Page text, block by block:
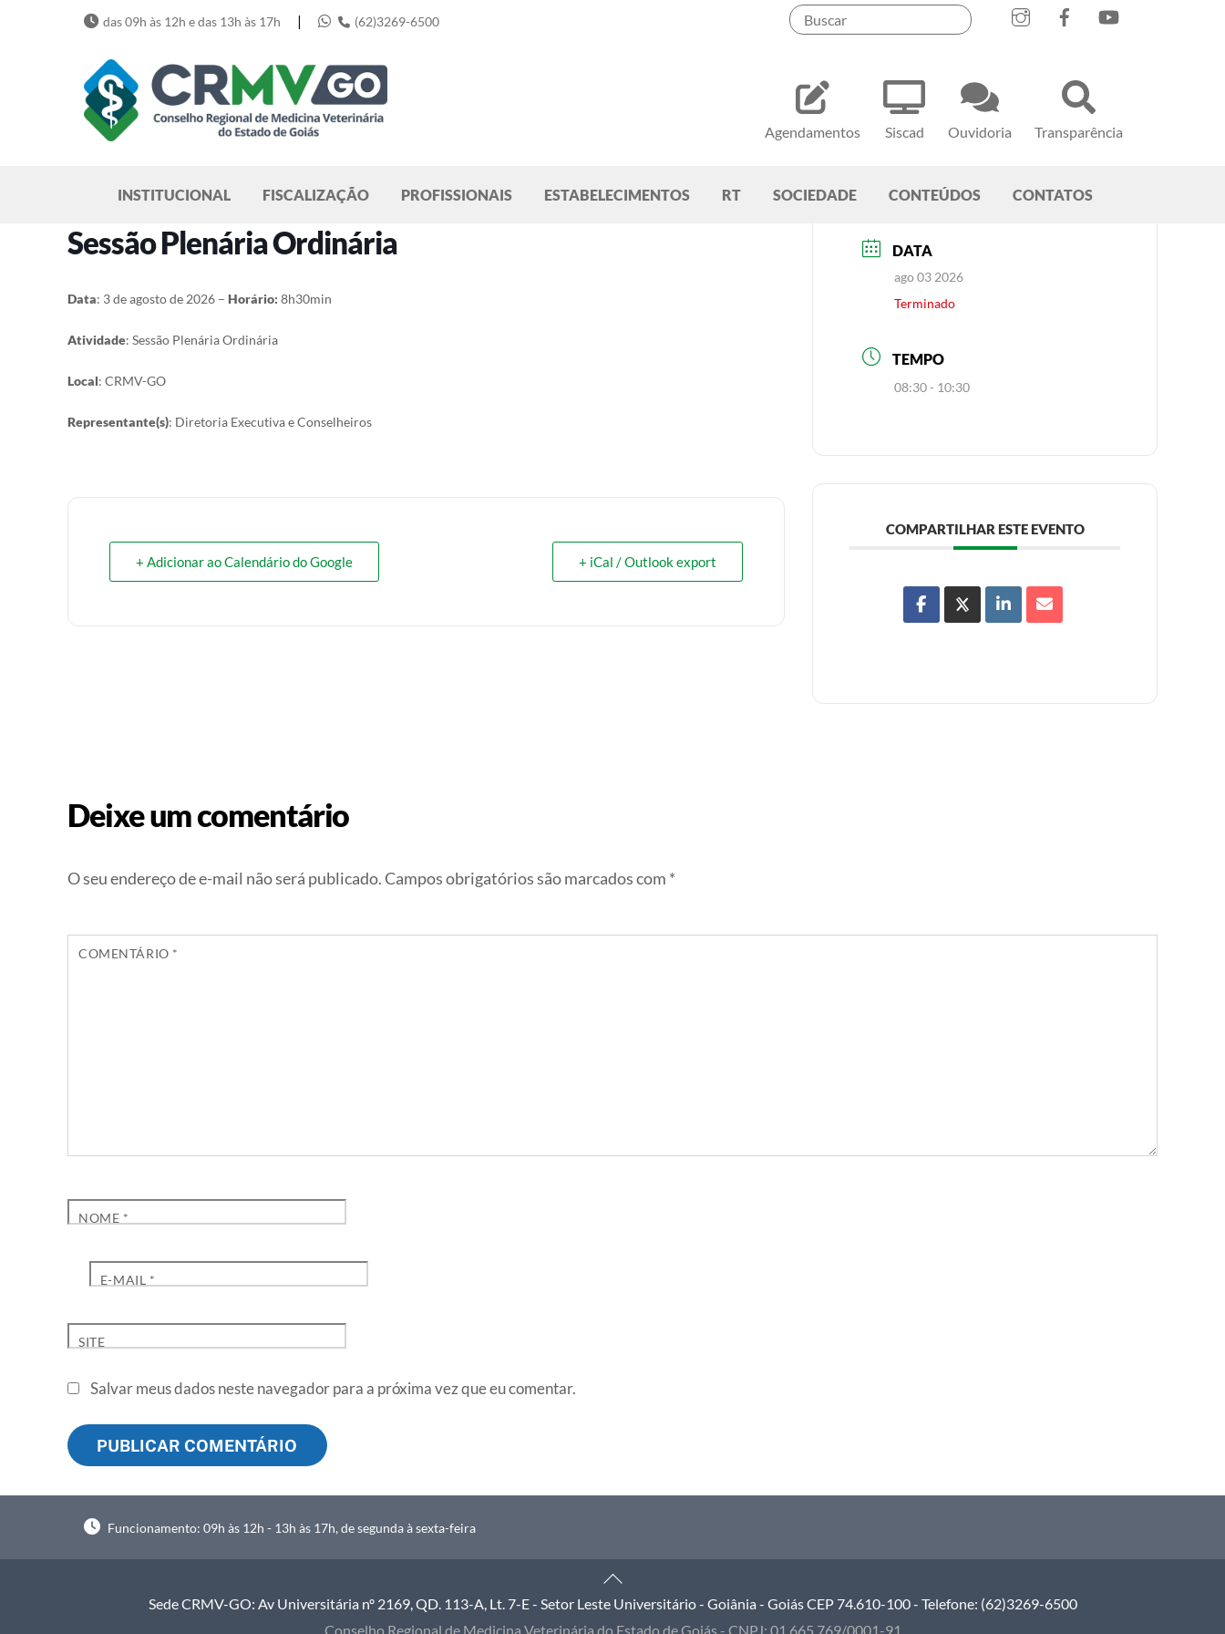
Agendamentos Siscad Ouvidoria Transparência
das 09h às 12h e das 13h às 17h | (62)3269-6500
INSTITUCIONAL FISCALIZAÇÃO PROFISSIONAIS ESTABELECIMENTOS RT SOCIEDADE CONTEÚDOS CONTATOS
Sessão Plenária Ordinária
Data: 3 de agosto de 2026 – Horário: 8h30min
Atividade: Sessão Plenária Ordinária
Local: CRMV-GO
Representante(s): Diretoria Executiva e Conselheiros
+ Adicionar ao Calendário do Google + iCal / Outlook export
DATA
ago 03 2026
Terminado
TEMPO
08:30 - 10:30
COMPARTILHAR ESTE EVENTO
Deixe um comentário
O seu endereço de e-mail não será publicado.Campos obrigatórios são marcados com *
COMENTÁRIO *
NOME *
E-MAIL *
SITE
Salvar meus dados neste navegador para a próxima vez que eu comentar.
Funcionamento: 09h às 12h - 13h às 17h, de segunda à sexta-feira
Back
To
Top
Sede CRMV-GO: Av Universitária nº 2169, QD. 113-A, Lt. 7-E - Setor Leste Universitário - Goiânia - Goiás CEP 74.610-100 - Telefone: (62)3269-6500
Conselho Regional de Medicina Veterinária do Estado de Goiás - CNPJ: 01.665.769/0001-91